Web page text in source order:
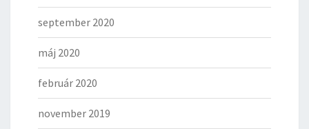
september 2020
máj 2020
február 2020
november 2019